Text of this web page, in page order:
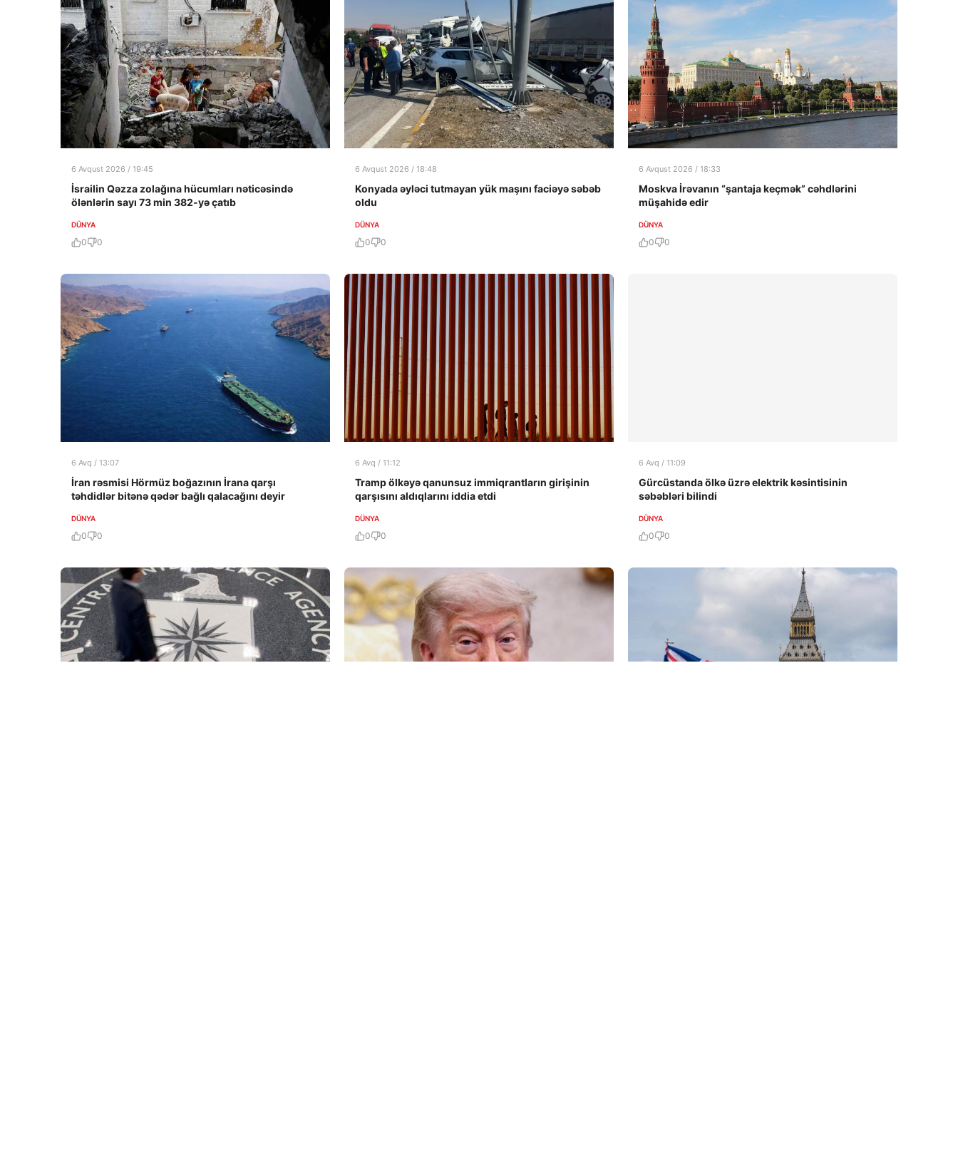
6 Avqust 2026 / 19:45
İsrailin Qəzza zolağına hücumları nəticəsində
ölənlərin sayı 73 min 382-yə çatıb
DÜNYA
0 0
6 Avqust 2026 / 18:48
Konyada əyləci tutmayan yük maşını faciəyə səbəb
oldu
DÜNYA
0 0
6 Avqust 2026 / 18:33
Moskva İrəvanın “şantaja keçmək” cəhdlərini
müşahidə edir
DÜNYA
0 0
6 Avq / 13:07
İran rəsmisi Hörmüz boğazının İrana qarşı
təhdidlər bitənə qədər bağlı qalacağını deyir
DÜNYA
0 0
6 Avq / 11:12
Tramp ölkəyə qanunsuz immiqrantların girişinin
qarşısını aldıqlarını iddia etdi
DÜNYA
0 0
6 Avq / 11:09
Gürcüstanda ölkə üzrə elektrik kəsintisinin
səbəbləri bilindi
DÜNYA
0 0